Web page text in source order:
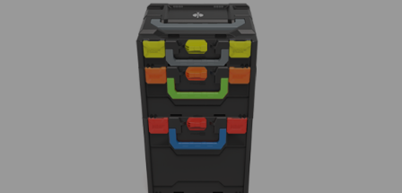
Čelní rukojeť STRAUSSbox uni + rukojeť na víku